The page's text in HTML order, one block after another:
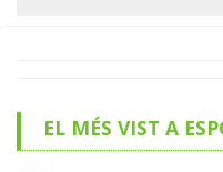
EL MÉS VIST A